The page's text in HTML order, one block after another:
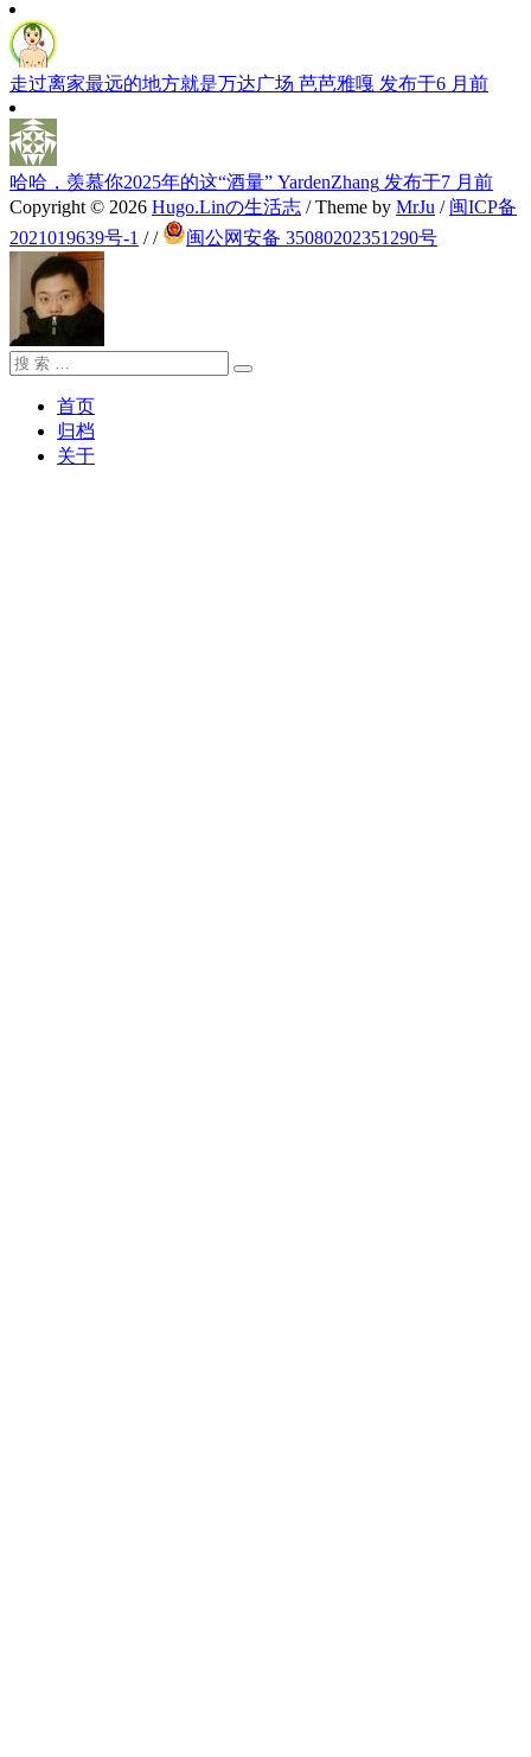
走过离家最远的地方就是万达广场 芭芭雅嘎 发布于6 月前
哈哈，羡慕你2025年的这“酒量” YardenZhang 发布于7 月前
Copyright © 2026 Hugo.Linの生活志 / Theme by MrJu / 闽ICP备
2021019639号-1 // 闽公网安备 35080202351290号
搜
搜
首页
归档
关于